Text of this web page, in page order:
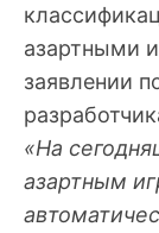
азартными
заявлении
«На
азартным